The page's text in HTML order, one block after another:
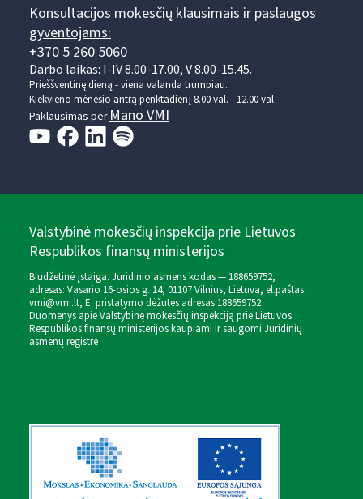
Konsultacijos mokesčių klausimais ir paslaugos
gyventojams:
+370 5 260 5060
Darbo laikas: I-IV 8.00-17.00, V 8.00-15.45.
Prieššventinę dieną - viena valanda trumpiau.
Kiekvieno mėnesio antrą penktadienį 8.00 val. - 12.00 val.
Paklausimas perMano VMI
Valstybinė mokesčių inspekcija prie Lietuvos
Respublikos finansų ministerijos
Biudžetinė įstaiga. Juridinio asmens kodas — 188659752,
adresas: Vasario 16-osios g. 14, 01107 Vilnius, Lietuva, el.paštas:
vmi@vmi.lt, E. pristatymo dėžutės adresas 188659752
Duomenys apie Valstybinę mokesčių inspekciją prie Lietuvos
Respublikos finansų ministerijos kaupiami ir saugomi Juridinių
asmenų registre